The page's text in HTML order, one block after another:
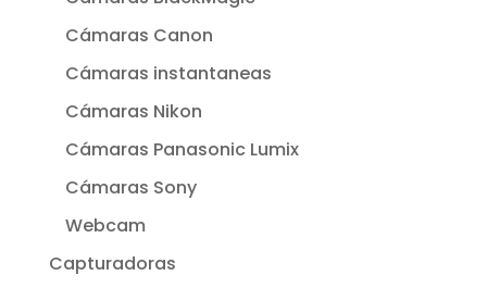
Cámaras Canon
Cámaras instantaneas
Cámaras Nikon
Cámaras Panasonic Lumix
Cámaras Sony
Webcam
Capturadoras